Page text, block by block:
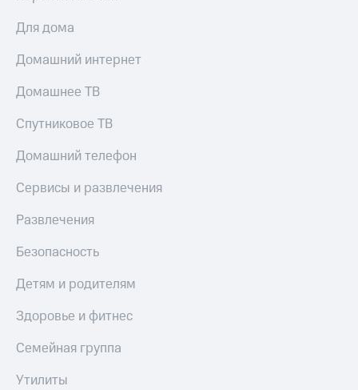
Для дома
Домашний интернет
Домашнее ТВ
Спутниковое ТВ
Домашний телефон
Сервисы и развлечения
Развлечения
Безопасность
Детям и родителям
Здоровье и фитнес
Семейная группа
Утилиты